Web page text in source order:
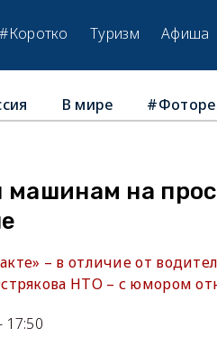
#Коротко Туризм Афиша
В мире
на
– в отличие от
НТО – с юмором
17:50